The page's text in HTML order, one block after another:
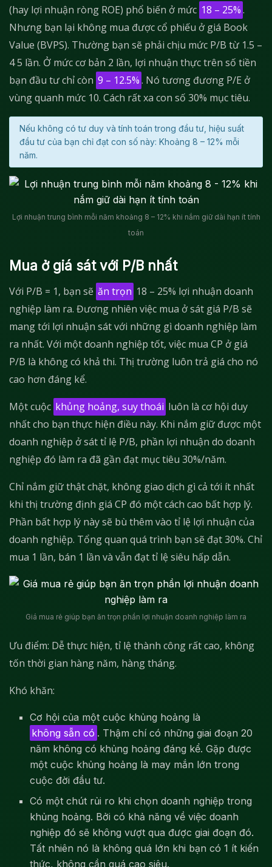
(hay lợi nhuận ròng ROE) phổ biến ở mức 18 – 25%.
Nhưng bạn lại không mua được cổ phiếu ở giá Book
Value (BVPS). Thường bạn sẽ phải chịu mức P/B từ 1.5 –
4 5 lần. Ở mức cơ bản 2 lần, lợi nhuận thực trên số tiền
bạn đầu tư chỉ còn 9 – 12.5%. Nó tương đương P/E ở
vùng quanh mức 10. Cách rất xa con số 30% mục tiêu.
Nếu không có tư duy và tính toán trong đầu tư, hiệu suất
đầu tư của bạn chỉ đạt con số này: Khoảng 8 – 12% mỗi
năm.
Lợi nhuận trung bình mỗi năm khoảng 8 – 12% khi nắm giữ dài hạn ít tính
toán
Mua ở giá sát với P/B nhất
Với P/B = 1, bạn sẽ ăn trọn 18 – 25% lợi nhuận doanh
nghiệp làm ra. Đương nhiên việc mua ở sát giá P/B sẽ
mang tới lợi nhuận sát với những gì doanh nghiệp làm
ra nhất. Với một doanh nghiệp tốt, việc mua CP ở giá
P/B là không có khả thi. Thị trường luôn trả giá cho nó
cao hơn đáng kể.
Một cuộc khủng hoảng, suy thoái luôn là cơ hội duy
nhất cho bạn thực hiện điều này. Khi nắm giữ được một
doanh nghiệp ở sát tỉ lệ P/B, phần lợi nhuận do doanh
nghiệp đó làm ra đã gần đạt mục tiêu 30%/năm.
Chỉ nắm giữ thật chặt, không giao dịch gì cả tới ít nhất
khi thị trường định giá CP đó một cách cao bất hợp lý.
Phần bất hợp lý này sẽ bù thêm vào tỉ lệ lợi nhuận của
doanh nghiệp. Tổng quan quá trình bạn sẽ đạt 30%. Chỉ
mua 1 lần, bán 1 lần và vẫn đạt tỉ lệ siêu hấp dẫn.
Giá mua rẻ giúp bạn ăn trọn phần lợi nhuận doanh nghiệp làm ra
Ưu điểm: Dễ thực hiện, tỉ lệ thành công rất cao, không
tốn thời gian hàng năm, hàng tháng.
Khó khăn:
Cơ hội của một cuộc khủng hoảng là
không sẵn có . Thậm chí có những giai đoạn 20
năm không có khủng hoảng đáng kể. Gặp được
một cuộc khủng hoảng là may mắn lớn trong
cuộc đời đầu tư.
Có một chút rủi ro khi chọn doanh nghiệp trong
khủng hoảng. Bởi có khả năng về việc doanh
nghiệp đó sẽ không vượt qua được giai đoạn đó.
Tất nhiên nó là không quá lớn khi bạn có 1 ít kiến
thức, không cần quá cao siêu.